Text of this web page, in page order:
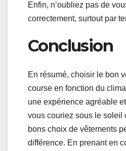
Enfin, n’oubliez pas de
correctement, surtout par
Conclusion
En résumé, choisir le bon
course en fonction du
une expérience agréable
vous couriez sous le soleil
bons choix de vêtements
différence. En prenant en